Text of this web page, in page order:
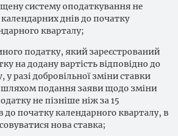
систему оподаткування не
календарних днів до початку
кварталу;
податку, який зареєстрований
на додану вартість відповідно до
у разі добровільної зміни ставки
шляхом подання заяви щодо зміни
не пізніше ніж за 15
до початку календарного кварталу, в
нова ставка;